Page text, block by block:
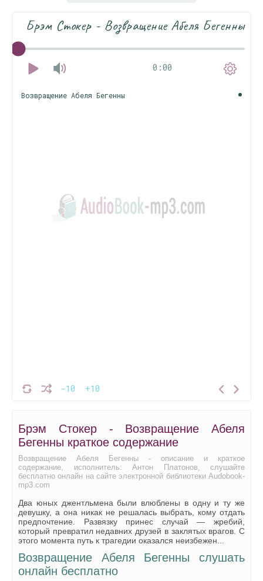
Брэм Стокер - Возвращение Абеля Бегенны
0:00
-10 +10
Возвращение Абеля Бегенны
Брэм Стокер - Возвращение Абеля
Бегенны краткое содержание
Возвращение Абеля Бегенны - описание и краткое
содержание, исполнитель: Антон Платонов, слушайте
бесплатно онлайн на сайте электронной библиотеки Audobook-
mp3.com
Два юных джентльмена были влюблены в одну и ту же
девушку, а она никак не решалась выбрать, кому отдать
предпочтение. Развязку принес случай — жребий,
который превратил недавних друзей в заклятых врагов. С
этого момента путь к трагедии оказался неизбежен...
Возвращение Абеля Бегенны слушать
онлайн бесплатно